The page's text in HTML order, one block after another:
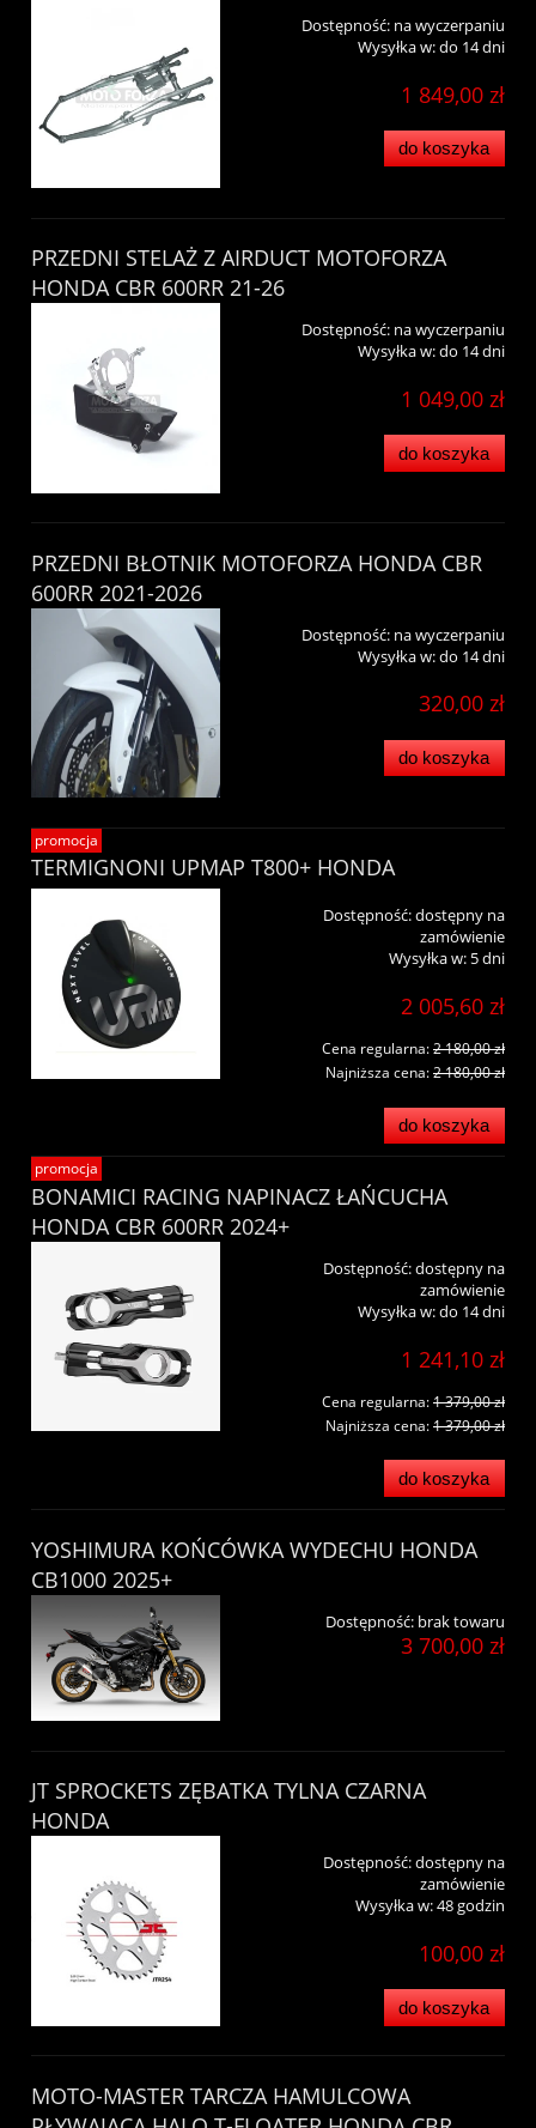
Dostępność: na wyczerpaniu
Wysyłka w:do 14 dni
1 849,00 zł
do koszyka
PRZEDNI STELAŻ Z AIRDUCT MOTOFORZA
HONDA CBR 600RR 21-26
Dostępność: na wyczerpaniu
Wysyłka w:do 14 dni
1 049,00 zł
do koszyka
PRZEDNI BŁOTNIK MOTOFORZA HONDA CBR
600RR 2021-2026
Dostępność: na wyczerpaniu
Wysyłka w:do 14 dni
320,00 zł
do koszyka
TERMIGNONI UPMAP T800+ HONDA
Dostępność:dostępny na
zamówienie
Wysyłka w: 5 dni
2 005,60 zł
Cena regularna:2 180,00 zł
Najniższa cena:2 180,00 zł
do koszyka
promocja
BONAMICI RACING NAPINACZ ŁAŃCUCHA
HONDA CBR 600RR 2024+
Dostępność:dostępny na
zamówienie
Wysyłka w:do 14 dni
1 241,10 zł
Cena regularna:1 379,00 zł
Najniższa cena:1 379,00 zł
do koszyka
promocja
YOSHIMURA KOŃCÓWKA WYDECHU HONDA
CB1000 2025+
Dostępność: brak towaru
3 700,00 zł
JT SPROCKETS ZĘBATKA TYLNA CZARNA
HONDA
Dostępność:dostępny na
zamówienie
Wysyłka w:48 godzin
100,00 zł
do koszyka
MOTO-MASTER TARCZA HAMULCOWA